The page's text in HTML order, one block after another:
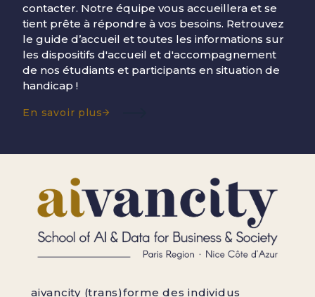
contacter. Notre équipe vous accueillera et se
tient prête à répondre à vos besoins. Retrouvez
le guide d’accueil et toutes les informations sur
les dispositifs d'accueil et d'accompagnement
de nos étudiants et participants en situation de
handicap !
En savoir plus
aivancity (trans)forme des individus